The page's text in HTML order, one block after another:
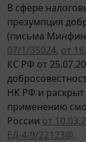
В сфере
презумпция
(письма
07/1/35024, от
КС РФ от
НК РФ и раскрыт
применению
России от
ЕД-4-9/22123@.